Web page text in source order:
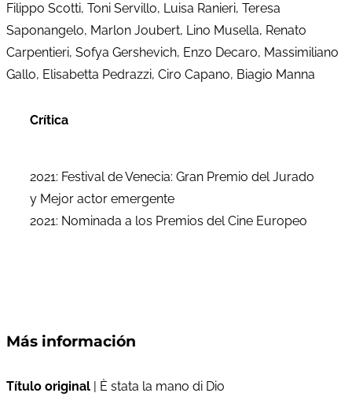
Filippo Scotti, Toni Servillo, Luisa Ranieri, Teresa
Saponangelo, Marlon Joubert, Lino Musella, Renato
Carpentieri, Sofya Gershevich, Enzo Decaro, Massimiliano
Gallo, Elisabetta Pedrazzi, Ciro Capano, Biagio Manna
Crítica
2021: Festival de Venecia: Gran Premio del Jurado
y Mejor actor emergente
2021: Nominada a los Premios del Cine Europeo
Más información
Título original | È stata la mano di Dio